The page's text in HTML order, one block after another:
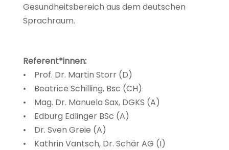
Gesundheitsbereich aus dem deutschen
Sprachraum.
Referent*innen:
• Prof. Dr. Martin Storr (D)
• Beatrice Schilling, Bsc (CH)
• Mag. Dr. Manuela Sax, DGKS (A)
• Edburg Edlinger BSc (A)
• Dr. Sven Greie (A)
• Kathrin Vantsch, Dr. Schär AG (I)